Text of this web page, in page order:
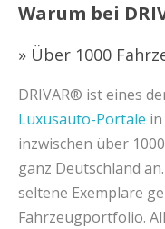
Warum bei
» Über 1000
DRIVAR® ist eines
Luxusauto-Portale
inzwischen über
ganz Deutschland
seltene Exemplare
Fahrzeugportfolio.